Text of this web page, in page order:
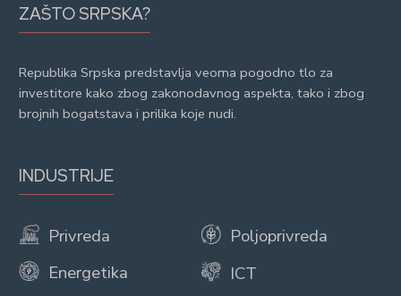
ZAŠTO SRPSKA?
Republika Srpska predstavlja veoma pogodno tlo za
investitore kako zbog zakonodavnog aspekta, tako i zbog
brojnih bogatstava i prilika koje nudi.
INDUSTRIJE
Privreda
Energetika
Poljoprivreda
ICT